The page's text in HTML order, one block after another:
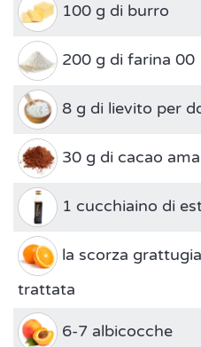
100 g di burro
200 g di farina 00
8 g di lievito per
30 g di cacao
1 cucchiaino di
la scorza
trattata
6-7 albicocche